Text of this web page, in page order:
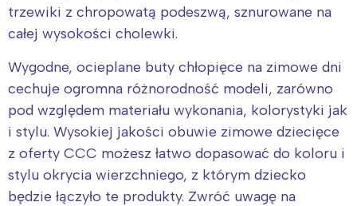
trzewiki z chropowatą podeszwą, sznurowane na
całej wysokości cholewki.
Wygodne, ocieplane buty chłopięce na zimowe dni
cechuje ogromna różnorodność modeli, zarówno
pod względem materiału wykonania, kolorystyki jak
i stylu. Wysokiej jakości obuwie zimowe dziecięce
z oferty CCC możesz łatwo dopasować do koloru i
stylu okrycia wierzchniego, z którym dziecko
będzie łączyło te produkty. Zwróć uwagę na
Trójmiasto
Poznań
Wrocław
Południe
Wszystkie
Wybieram